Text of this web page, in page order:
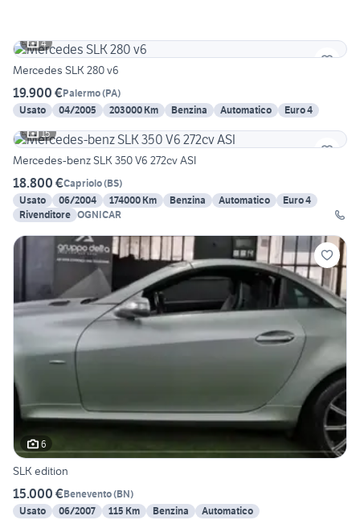
4
Mercedes SLK 280 v6
19.900 €Palermo(PA)
Usato
04/2005 203000 Km Benzina Automatico
Euro 4
15
Mercedes-benz SLK 350 V6 272cv ASI
18.800 €Capriolo(BS)
Usato
06/2004 174000 Km Benzina Automatico
Euro 4
Rivenditore OGNICAR
6
SLK edition
15.000 €Benevento(BN)
Usato
06/2007 115 Km Benzina Automatico